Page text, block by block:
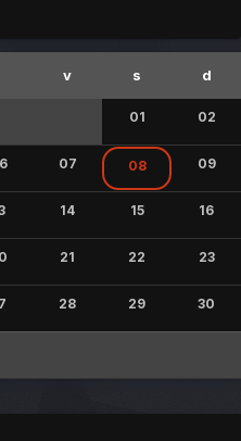
01 02
07 08 09
14 15 16
21 22 23
28 29 30